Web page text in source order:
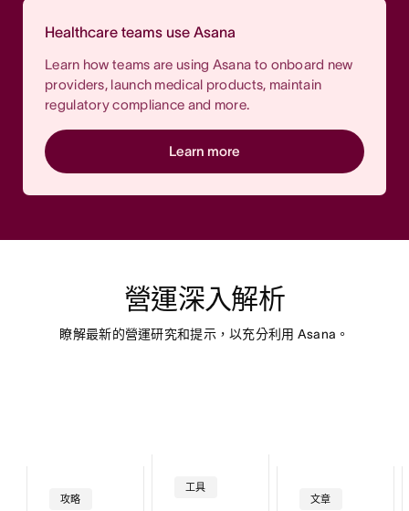
Healthcare teams use Asana
Learn how teams are using Asana to onboard new
providers, launch medical products, maintain
regulatory compliance and more.
Learn more
營運深入解析
瞭解最新的營運研究和提示，以充分利用 Asana。
攻略
工具
文章